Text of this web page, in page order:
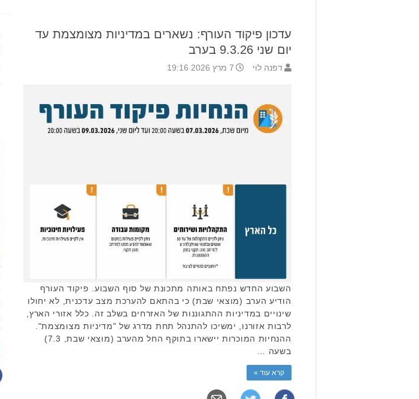
עדכון פיקוד העורף: נשארים במדיניות מצומצמת עד
יום שני 9.3.26 בערב
דפנה לוי 7 מרץ 2026 19:16
השבוע החדש נפתח באותה מתכונת של סוף השבוע. פיקוד העורף
הודיע הערב (מוצאי שבת) כי בהתאם להערכת מצב עדכנית, לא יחולו
שינויים במדיניות ההתגוננות של האזרחים בשלב זה. כלל אזורי הארץ,
לרבות אזורנו, ימשיכו להתנהל תחת מדרג של "מדיניות מצומצמת".
ההנחיות המוכרות יישארו בתוקף החל מהערב (מוצאי שבת, 7.3)
בשעה …
קרא עוד »